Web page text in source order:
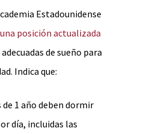
Estadounidense
posición actualizada
de sueño para
Indica que:
de 1 año deben dormir
día, incluidas las